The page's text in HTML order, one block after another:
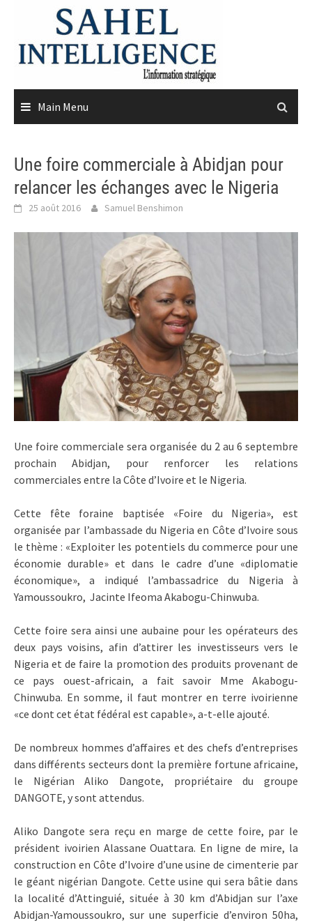
content
Main Menu
Une foire commerciale à Abidjan pour
relancer les échanges avec le Nigeria
25 août 2016 Samuel Benshimon
Une foire commerciale sera organisée du 2 au 6 septembre
prochain Abidjan, pour renforcer les relations
commerciales entre la Côte d’Ivoire et le Nigeria.
Cette fête foraine baptisée «Foire du Nigeria», est
organisée par l’ambassade du Nigeria en Côte d’Ivoire sous
le thème : «Exploiter les potentiels du commerce pour une
économie durable» et dans le cadre d’une «diplomatie
économique», a indiqué l’ambassadrice du Nigeria à
Yamoussoukro, Jacinte Ifeoma Akabogu-Chinwuba.
Cette foire sera ainsi une aubaine pour les opérateurs des
deux pays voisins, afin d’attirer les investisseurs vers le
Nigeria et de faire la promotion des produits provenant de
ce pays ouest-africain, a fait savoir Mme Akabogu-
Chinwuba. En somme, il faut montrer en terre ivoirienne
«ce dont cet état fédéral est capable», a-t-elle ajouté.
De nombreux hommes d’affaires et des chefs d’entreprises
dans différents secteurs dont la première fortune africaine,
le Nigérian Aliko Dangote, propriétaire du groupe
DANGOTE, y sont attendus.
Aliko Dangote sera reçu en marge de cette foire, par le
président ivoirien Alassane Ouattara. En ligne de mire, la
construction en Côte d’Ivoire d’une usine de cimenterie par
le géant nigérian Dangote. Cette usine qui sera bâtie dans
la localité d’Attinguié, située à 30 km d’Abidjan sur l’axe
Abidjan-Yamoussoukro, sur une superficie d’environ 50ha,